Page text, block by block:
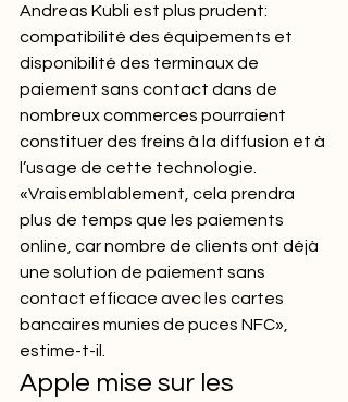
Andreas Kubli est plus prudent:
compatibilité des équipements et
disponibilité des terminaux de
paiement sans contact dans de
nombreux commerces pourraient
constituer des freins à la diffusion et à
l’usage de cette technologie.
«Vraisemblablement, cela prendra
plus de temps que les paiements
online, car nombre de clients ont déjà
une solution de paiement sans
contact efficace avec les cartes
bancaires munies de puces NFC»,
estime-t-il.
Apple mise sur les